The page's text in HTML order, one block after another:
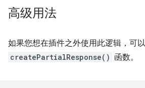
高级用法
如果您想在插件之外使用此逻辑，可
createPartialResponse() 函数。